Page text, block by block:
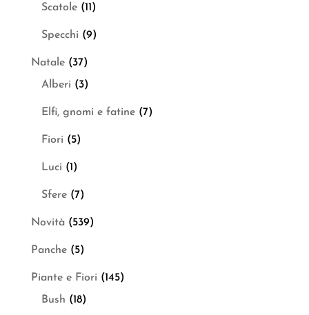
Scatole (11)
Specchi (9)
Natale (37)
Alberi (3)
Elfi, gnomi e fatine (7)
Fiori (5)
Luci (1)
Sfere (7)
Novità (539)
Panche (5)
Piante e Fiori (145)
Bush (18)